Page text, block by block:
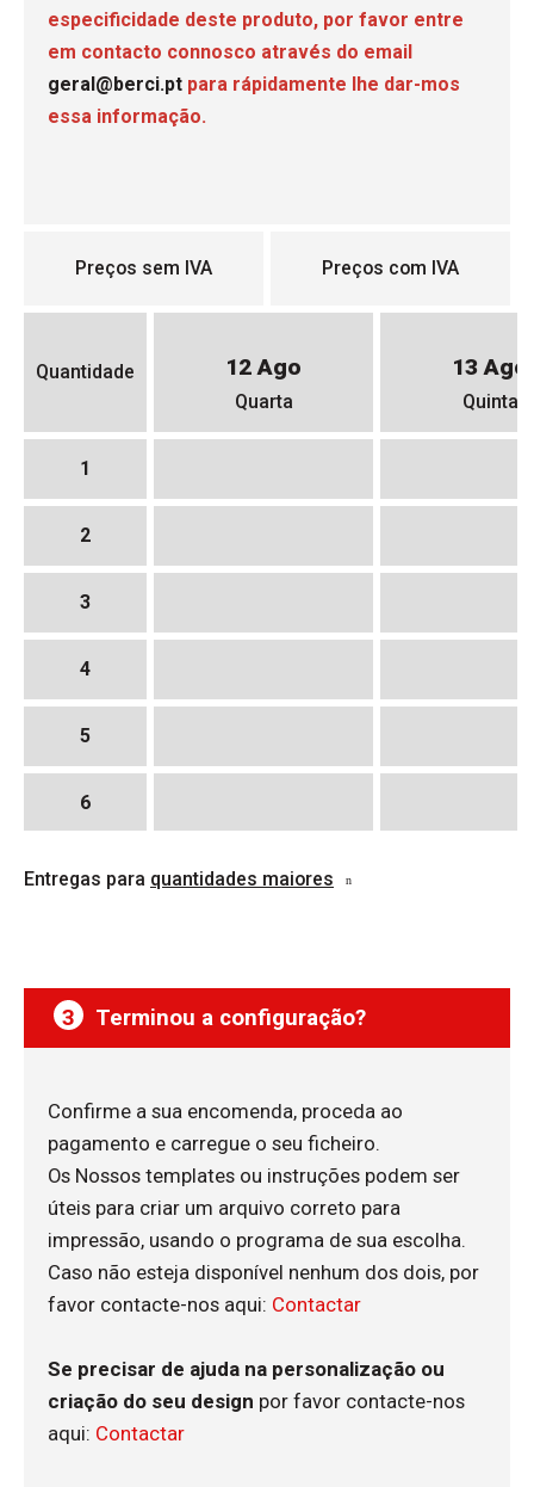
especificidade deste produto, por favor entre
em contacto connosco através do email
geral@berci.pt para rápidamente lhe dar-mos
essa informação.
Preços sem IVA Preços com IVA
Quantidade 12 Ago
Quarta
13 Ago
Quinta
1
2
3
4
5
6
7
9
Entregas para quantidades maiores
3 Terminou a configuração?
Confirme a sua encomenda, proceda ao
pagamento e carregue o seu ficheiro.
Os Nossos templates ou instruções podem ser
úteis para criar um arquivo correto para
impressão, usando o programa de sua escolha.
Caso não esteja disponível nenhum dos dois, por
favor contacte-nos aqui: Contactar
Se precisar de ajuda na personalização ou
criação do seu design por favor contacte-nos
aqui: Contactar